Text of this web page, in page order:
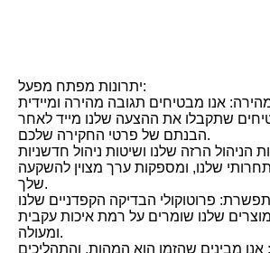
יתרונות מפתח מפעל:
אנו מבטיחים תגובה מהירה ומיידית
שתקבלו את ההצעה שלנו מייד לאחר
הבנתם של פרטי החקירה שלכם.
הניהול הרזה שלנו ושיטות ניהול חדשניות
שלנו, ומספקות ערך מצוין להשקעה
שלך.
פרוטוקולי הבדיקה הקפדניים שלנו
שלנו שומרים על רמת איכות עקבית
ומעולה.
אנו מבינים שהזמן הוא המהות, והתהליכים